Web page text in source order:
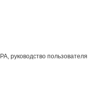
руководство пользователя